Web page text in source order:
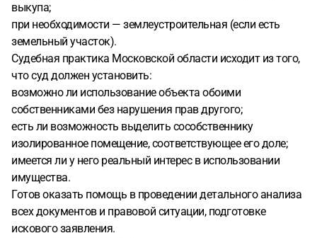
выкупа;
при необходимости — землеустроительная (если есть
земельный участок).
Судебная практика Московской области исходит из того,
что суд должен установить:
возможно ли использование объекта обоими
собственниками без нарушения прав другого;
есть ли возможность выделить сособственнику
изолированное помещение, соответствующее его доле;
имеется ли у него реальный интерес в использовании
имущества.
Готов оказать помощь в проведении детального анализа
всех документов и правовой ситуации, подготовке
искового заявления.